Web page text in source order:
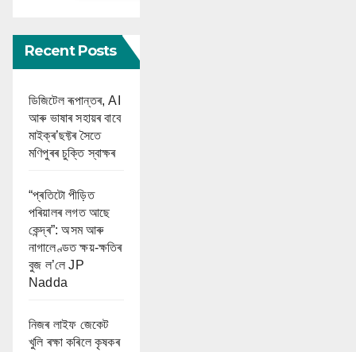
Recent Posts
ডিজিটেল ৰূপান্তৰ, AI
আৰু ভাষাৰ সহায়ৰ বাবে
মাইক্ৰ’ছফ্টৰ সৈতে
মণিপুৰৰ চুক্তি স্বাক্ষৰ
“প্ৰতিটো পীড়িত
পৰিয়ালৰ লগত আছে
কেন্দ্ৰ”: অসম আৰু
নাগালেণ্ডত ক্ষয়-ক্ষতিৰ
বুজ ল’লে JP
Nadda
নিজৰ লাইফ জেকেট
খুলি ৰক্ষা কৰিলে কৃষকৰ